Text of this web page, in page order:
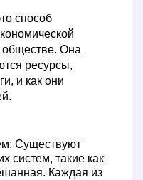
способ
обществе. Она
ресурсы,
и как они
Существуют
систем, такие как
Каждая из